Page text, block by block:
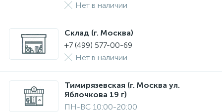
Нет в наличии
Склад (г. Москва)
+7 (499) 577-00-69
Нет в наличии
Тимирязевская (г. Москва ул.
Яблочкова 19 г)
ПН-ВС 10:00-20:00